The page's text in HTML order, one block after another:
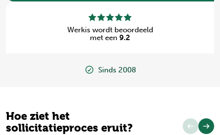
Werkis wordt beoordeeld
met een 9.2
Sinds 2008
Hoe ziet het
sollicitatieproces eruit?